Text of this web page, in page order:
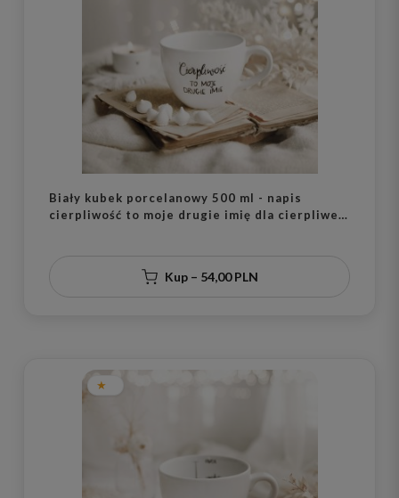
Biały kubek porcelanowy 500 ml - napis
cierpliwość to moje drugie imię dla cierpliwej
Kup – 54,00 PLN